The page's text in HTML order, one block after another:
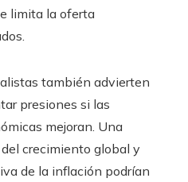
limita la oferta
también advierten
presiones si las
mejoran. Una
crecimiento global y
de la inflación podrían